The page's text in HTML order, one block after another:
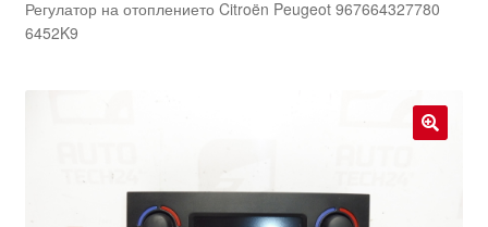
Жалби
Регулатор на отоплението Citroën Peugeot 967664327780
6452K9